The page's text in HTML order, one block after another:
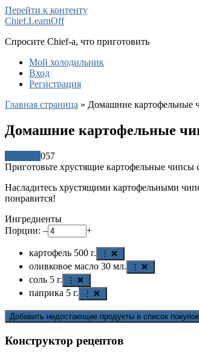
Перейти к контенту
Chief.LearnOff
Спросите Chief-а, что приготовить
Мой холодильник
Вход
Регистрация
Главная страница » Домашние картофельные
Домашние картофельные
057
Приготовьте хрустящие картофельные чипсы
Насладитесь хрустящими картофельными
понравится!
Ингредиенты
Порции: – +
картофель 500 г. ⋮ ❌
оливковое масло 30 мл. ⋮ ❌
соль 5 г. ⋮ ❌
паприка 5 г. ⋮ ❌
Добавить недостающие продукты в список покупок
Конструктор рецептов